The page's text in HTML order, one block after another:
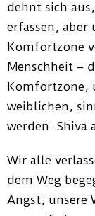
dehnt sich
erfassen, aber
Komfortzone
Menschheit –
Komfortzone,
weiblichen,
werden. Shiva
Wir alle
dem Weg
Angst, unsere